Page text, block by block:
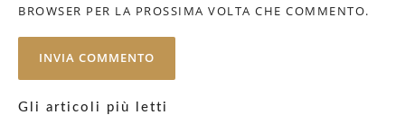
BROWSER PER LA PROSSIMA VOLTA CHE COMMENTO.
Gli articoli più letti